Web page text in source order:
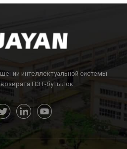
УЗНАТЬ
БОЛЬШЕ
интеллектуальной системы
ПЭТ-бутылок